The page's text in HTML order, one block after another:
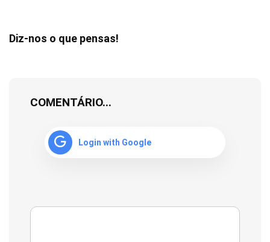
Diz-nos o que pensas!
COMENTÁRIO...
Login with Google